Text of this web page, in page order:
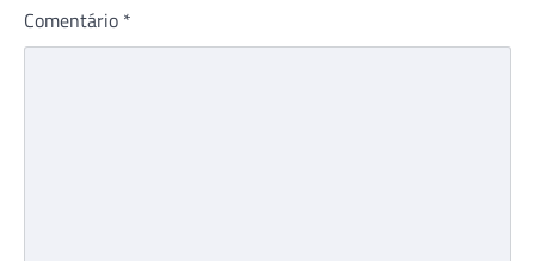
Comentário *